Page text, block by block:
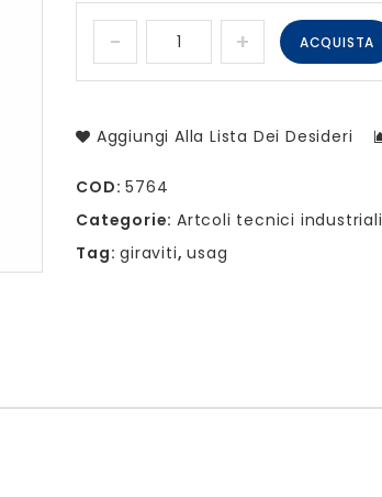
ACQUISTA
Aggiungi Alla Lista Dei Desideri
COD:5764
Categorie:Artcoli tecnici industriali
Tag:giraviti,usag